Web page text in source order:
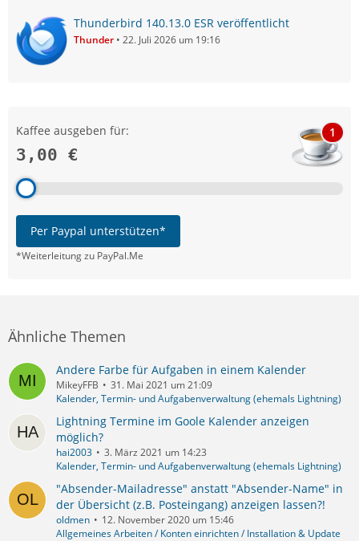
Thunderbird 140.13.0 ESR veröffentlicht
Thunder 22. Juli 2026 um 19:16
Kaffee ausgeben für:
3,00 €
1
Per Paypal unterstützen*
*Weiterleitung zu PayPal.Me
Ähnliche Themen
Andere Farbe für Aufgaben in einem Kalender
MikeyFFB
31. Mai 2021 um 21:09
Kalender, Termin- und Aufgabenverwaltung (ehemals Lightning)
Lightning Termine im Goole Kalender anzeigen
möglich?
hai2003
3. März 2021 um 14:23
Kalender, Termin- und Aufgabenverwaltung (ehemals Lightning)
"Absender-Mailadresse" anstatt "Absender-Name" in
der Übersicht (z.B. Posteingang) anzeigen lassen?!
oldmen
12. November 2020 um 15:46
Allgemeines Arbeiten / Konten einrichten / Installation & Update